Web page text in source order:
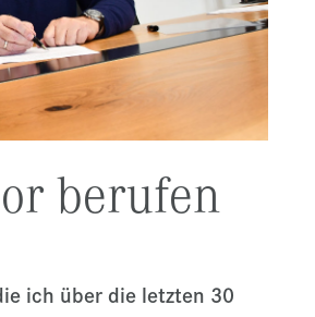
berufen
ich über die letzten 30